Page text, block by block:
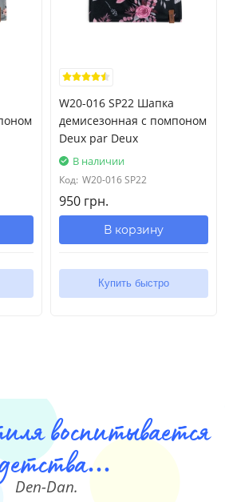
W20-016 SP22 Шапка
демисезонная с помпоном
Deux par Deux
В наличии
Код: W20-016 SP22
950 грн.
В корзину
Купить быстро
воспитывается
Den-Dan.